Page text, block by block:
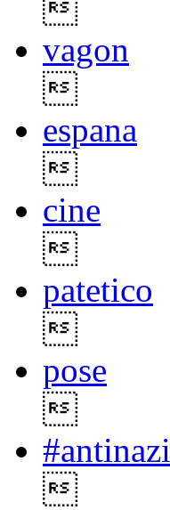
vagon
espana
cine
patetico
pose
#antinazi